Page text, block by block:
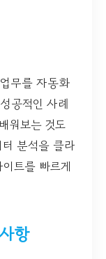
무를 자동화
공적인 사례
워보는 것도
분석을 클라
트를 빠르게
항